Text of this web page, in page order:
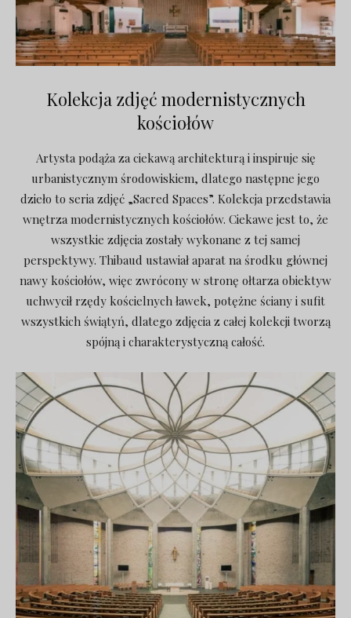
Kolekcja zdjęć modernistycznych
kościołów
Artysta podąża za ciekawą architekturą i inspiruje się
urbanistycznym środowiskiem, dlatego następne jego
dzieło to seria zdjęć „Sacred Spaces”. Kolekcja przedstawia
wnętrza modernistycznych kościołów. Ciekawe jest to, że
wszystkie zdjęcia zostały wykonane z tej samej
perspektywy. Thibaud ustawiał aparat na środku głównej
nawy kościołów, więc zwrócony w stronę ołtarza obiektyw
uchwycił rzędy kościelnych ławek, potężne ściany i sufit
wszystkich świątyń, dlatego zdjęcia z całej kolekcji tworzą
spójną i charakterystyczną całość.